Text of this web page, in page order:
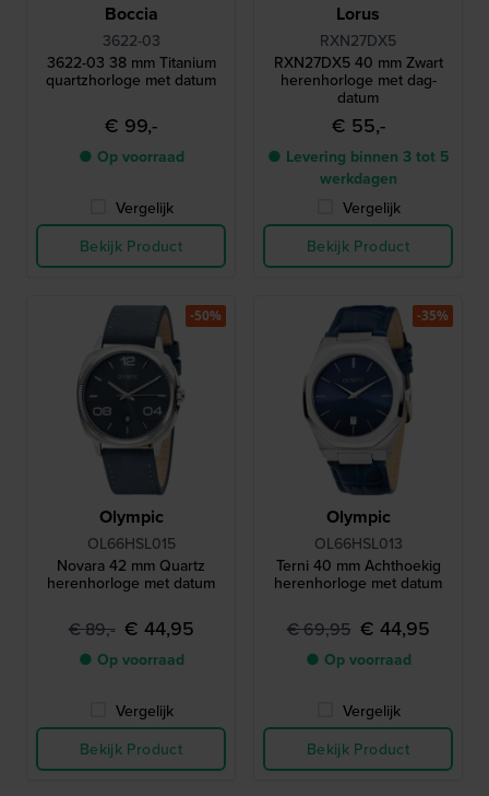
Boccia
3622-03
3622-03 38 mm Titanium
quartzhorloge met datum
€ 99,-
● Op voorraad
Vergelijk
Bekijk Product
Lorus
RXN27DX5
RXN27DX5 40 mm Zwart
herenhorloge met dag-
datum
€ 55,-
● Levering binnen 3 tot 5
werkdagen
Vergelijk
Bekijk Product
Olympic
OL66HSL015
Novara 42 mm Quartz
herenhorloge met datum
€ 89,- € 44,95
● Op voorraad
Vergelijk
Bekijk Product
-50%
Olympic
OL66HSL013
Terni 40 mm Achthoekig
herenhorloge met datum
€ 69,95 € 44,95
● Op voorraad
Vergelijk
Bekijk Product
-35%